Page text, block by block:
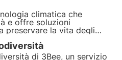
climatica che
e offre soluzioni
preservare la vita degli
salute dei nostri
3Bee lavora per
di 3Bee, un servizio